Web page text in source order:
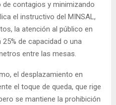
contagios y minimizando
el instructivo del MINSAL,
la atención al público en
de capacidad o una
entre las mesas.
el desplazamiento en
el toque de queda, que rige
se mantiene la prohibición